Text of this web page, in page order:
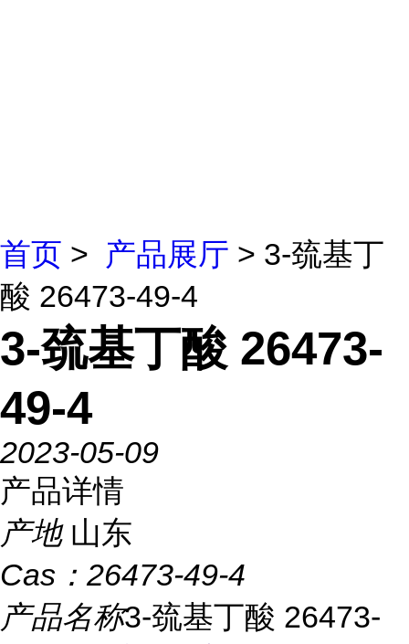
首页 > 产品展厅 > 3-巯基丁
酸 26473-49-4
3-巯基丁酸 26473-
49-4
2023-05-09
产品详情
产地 山东
Cas： 26473-49-4
产品名称3-巯基丁酸 26473-